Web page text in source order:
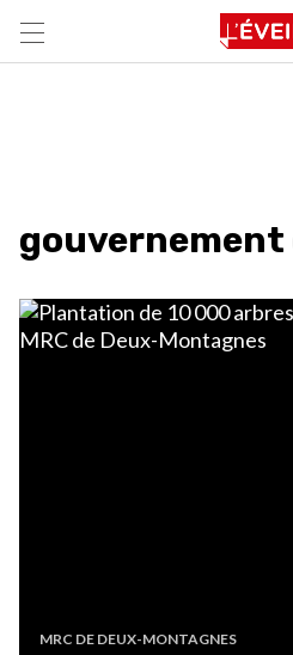
gouvernement
MRC DE DEUX-MONTAGNES